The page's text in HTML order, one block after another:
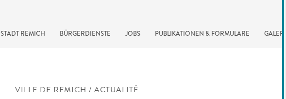
STADT REMICH BÜRGERDIENSTE JOBS PUBLIKATIONEN & FORMULARE GALERIE
VILLE DE REMICH / ACTUALITÉ